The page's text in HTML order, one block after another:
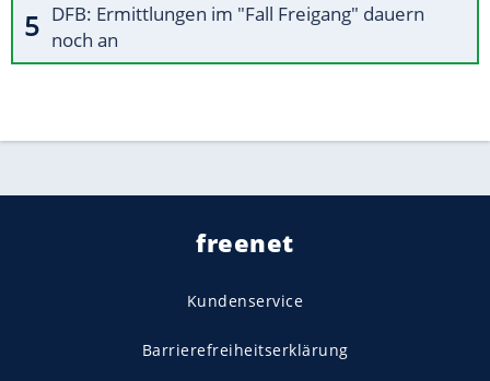
DFB: Ermittlungen im "Fall Freigang" dauern
noch an
freenet
Kundenservice
Barrierefreiheitserklärung